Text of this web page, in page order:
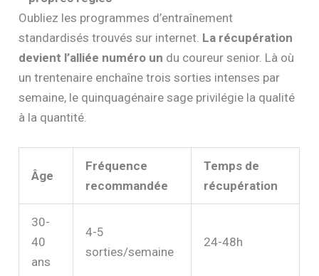
Oubliez les programmes d’entraînement
standardisés trouvés sur internet. La récupération
devient l’alliée numéro un du coureur senior. Là où
un trentenaire enchaîne trois sorties intenses par
semaine, le quinquagénaire sage privilégie la qualité
à la quantité.
Âge
Fréquence
recommandée
Temps de
récupération
30-
40
ans
4-5
sorties/semaine
24-48h